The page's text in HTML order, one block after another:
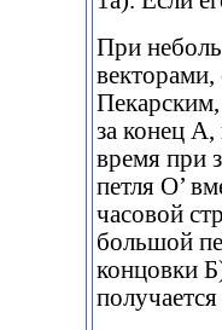
При
за конец
время при
петля О’
часовой
большой
концовки